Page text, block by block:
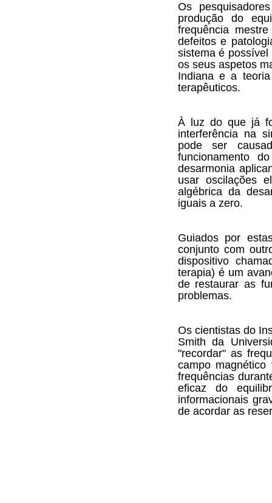
Os
produção do
frequência
defeitos e
sistema é
os seus aspetos
Indiana e a
terapêuticos.
À luz do que já
interferência na
pode ser
funcionamento
desarmonia
usar oscilações
algébrica da
iguais a zero.
Guiados por
conjunto com
dispositivo
terapia) é um
de restaurar as
problemas.
Os cientistas do
Smith da
"recordar" as
campo
frequências
eficaz do
informacionais
de acordar as